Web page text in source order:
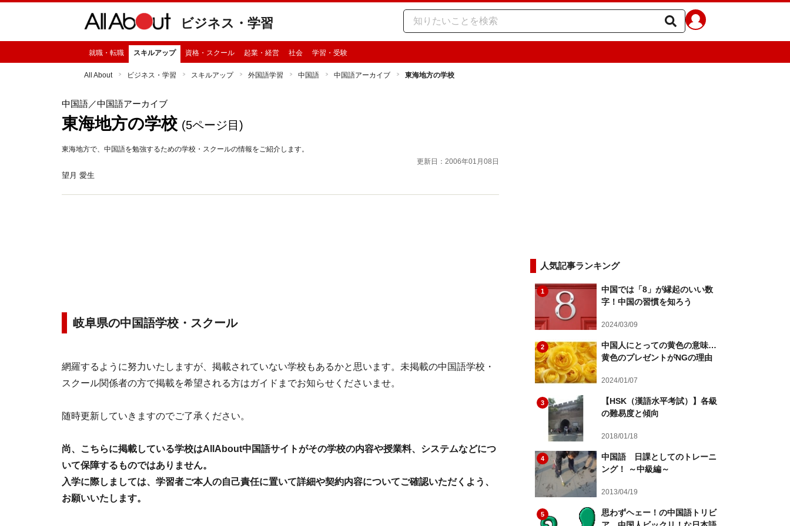
ビジネス・学習
就職・転職 スキルアップ 資格・スクール 起業・経営 社会 学習・受験
All About ビジネス・学習 スキルアップ 外国語学習 中国語 中国語アーカイブ 東海地方の学校
中国語／中国語アーカイブ
東海地方の学校 (5ページ目)
東海地方で、中国語を勉強するための学校・スクールの情報をご紹介します。
更新日：2006年01月08日
望月 愛生
岐阜県の中国語学校・スクール
網羅するように努力いたしますが、掲載されていない学校もあるかと思います。未掲載の中国語学校・
スクール関係者の方で掲載を希望される方はガイドまでお知らせくださいませ。
随時更新していきますのでご了承ください。
尚、こちらに掲載している学校はAllAbout中国語サイトがその学校の内容や授業料、システムなどにつ
いて保障するものではありません。
入学に際しましては、学習者ご本人の自己責任に置いて詳細や契約内容についてご確認いただくよう、
お願いいたします。
人気記事ランキング
1
中国では「8」が縁起のいい数
字！中国の習慣を知ろう
2024/03/09
2
中国人にとっての黄色の意味…
黄色のプレゼントがNGの理由
2024/01/07
3
【HSK（漢語水平考試）】各級
の難易度と傾向
2018/01/18
4
中国語 日課としてのトレーニ
ング！ ～中級編～
2013/04/19
5
思わずヘェー！の中国語トリビ